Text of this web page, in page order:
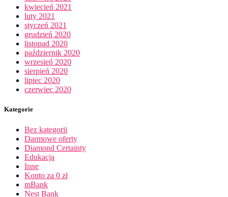
kwiecień 2021
luty 2021
styczeń 2021
grudzień 2020
listopad 2020
październik 2020
wrzesień 2020
sierpień 2020
lipiec 2020
czerwiec 2020
Kategorie
Bez kategorii
Darmowe oferty
Diamond Certainty
Edukacja
Inne
Konto za 0 zł
mBank
Nest Bank